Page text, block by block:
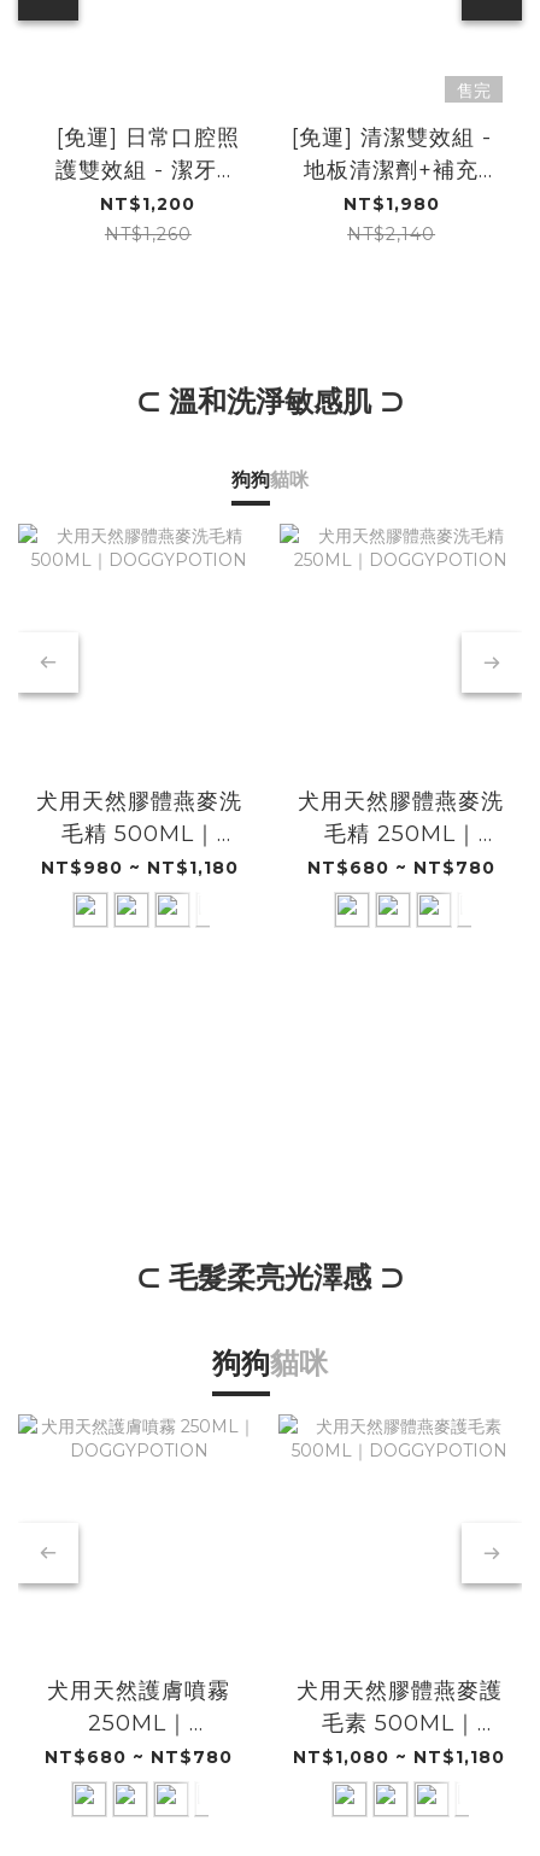
[免運] 日常口腔照
護雙效組 - 潔牙水
+口腔護理噴霧｜
LABOCYN
NT$1,200
NT$1,260
售完
[免運] 清潔雙效組 -
地板清潔劑+補充
+多用途噴霧｜
DOGGYPOTION
NT$1,980
NT$2,140
⊂ 溫和洗淨敏感肌 ⊃
狗狗貓咪
犬用天然膠體燕麥洗
毛精 500ML｜
DOGGYPOTION
NT$980 ~ NT$1,180
犬用天然膠體燕麥洗
毛精 250ML｜
DOGGYPOTION
NT$680 ~ NT$780
⊂ 毛髮柔亮光澤感 ⊃
狗狗貓咪
犬用天然護膚噴霧
250ML｜
DOGGYPOTION
NT$680 ~ NT$780
犬用天然膠體燕麥護
毛素 500ML｜
DOGGYPOTION
NT$1,080 ~ NT$1,180